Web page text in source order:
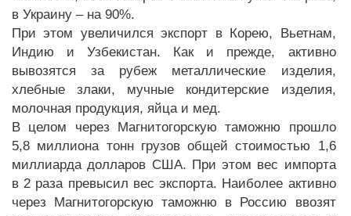
в Украину – на 90%.
При этом увеличился экспорт в Корею, Вьетнам,
Индию и Узбекистан. Как и прежде, активно
вывозятся за рубеж металлические изделия,
хлебные злаки, мучные кондитерские изделия,
молочная продукция, яйца и мед.
В целом через Магнитогорскую таможню прошло
5,8 миллиона тонн грузов общей стоимостью 1,6
миллиарда долларов США. При этом вес импорта
в 2 раза превысил вес экспорта. Наиболее активно
через Магнитогорскую таможню в Россию ввозят